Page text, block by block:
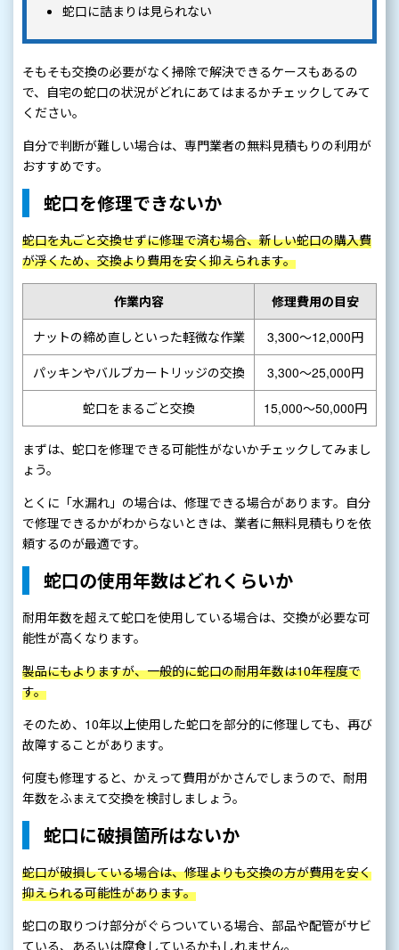
蛇口に詰まりは見られない
そもそも交換の必要がなく掃除で解決できるケースもあるの
で、自宅の蛇口の状況がどれにあてはまるかチェックしてみて
ください。
自分で判断が難しい場合は、専門業者の無料見積もりの利用が
おすすめです。
蛇口を修理できないか
蛇口を丸ごと交換せずに修理で済む場合、新しい蛇口の購入費
が浮くため、交換より費用を安く抑えられます。
作業内容
修理費用の目安
ナットの締め直しといった軽微な作業
3,300～12,000円
パッキンやバルブカートリッジの交換
3,300～25,000円
蛇口をまるごと交換
15,000～50,000円
まずは、蛇口を修理できる可能性がないかチェックしてみまし
ょう。
とくに「水漏れ」の場合は、修理できる場合があります。自分
で修理できるかがわからないときは、業者に無料見積もりを依
頼するのが最適です。
蛇口の使用年数はどれくらいか
耐用年数を超えて蛇口を使用している場合は、交換が必要な可
能性が高くなります。
製品にもよりますが、一般的に蛇口の耐用年数は10年程度で
す。
そのため、10年以上使用した蛇口を部分的に修理しても、再び
故障することがあります。
何度も修理すると、かえって費用がかさんでしまうので、耐用
年数をふまえて交換を検討しましょう。
蛇口に破損箇所はないか
蛇口が破損している場合は、修理よりも交換の方が費用を安く
抑えられる可能性があります。
蛇口の取りつけ部分がぐらついている場合、部品や配管がサビ
ている、あるいは腐食しているかもしれません。